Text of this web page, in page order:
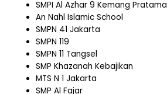
SMPI Al Azhar 9 Kemang Pratama
An Nahl Islamic School
SMPN 41 Jakarta
SMPN 119
SMPN 11 Tangsel
SMP Khazanah Kebajikan
MTS N 1 Jakarta
SMP Al Fajar